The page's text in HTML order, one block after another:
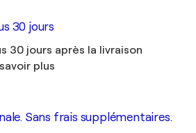
30 jours
30 jours après la livraison
plus
Sans frais supplémentaires.